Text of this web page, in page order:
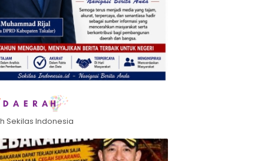
Sekilas Indonesia